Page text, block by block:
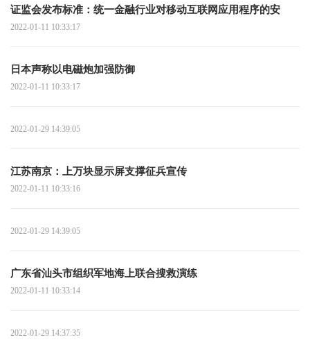
证监会发布标准：统一金融行业对移动互联网应用程序的安
2022-01-11 10:33:17
日本声称以电磁炮加强防御
2022-01-11 10:33:17
2022-01-29 14:39:05
江苏南京：上万块显示屏支撑征兵宣传
2022-01-11 10:33:16
2022-01-29 14:39:05
广东省汕头市组织军地海上联合搜救演练
2022-01-11 10:33:14
2022-01-29 14:37:35